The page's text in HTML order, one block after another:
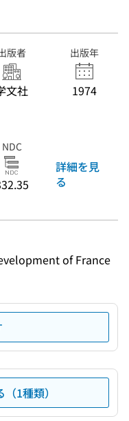
版者
文社
出版年
1974
NDC
詳細を見
る
of France
1種類）